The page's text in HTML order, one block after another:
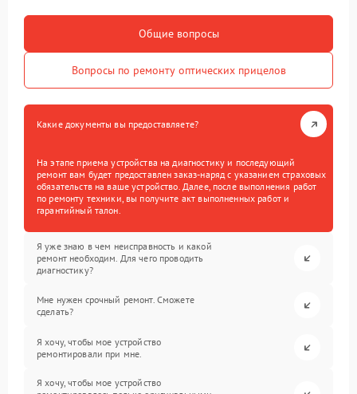
Общие вопросы
Вопросы по ремонту оптических прицелов
Какие документы вы предоставляете?
На этапе приема устройства на диагностику и последующий
ремонт вам будет предоставлен заказ-наряд с указанием страховых
обязательств на ваше устройство. Далее, после выполнения работ
по ремонту техники, вы получите акт выполненных работ и
гарантийный талон.
Я уже знаю в чем неисправность и какой
ремонт необходим. Для чего проводить
диагностику?
Мне нужен срочный ремонт. Сможете
сделать?
Я хочу, чтобы мое устройство
ремонтировали при мне.
Я хочу, чтобы мое устройство